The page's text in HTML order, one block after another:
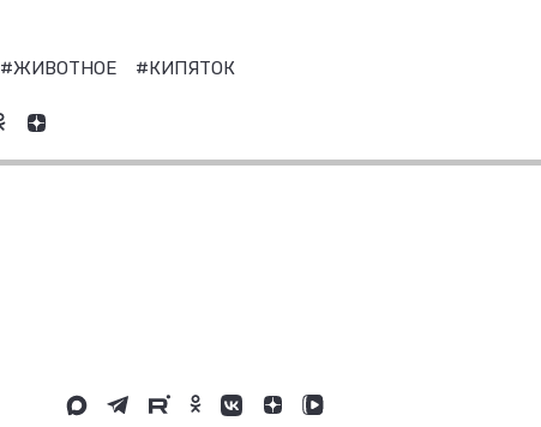
#ЖИВОТНОЕ #КИПЯТОК